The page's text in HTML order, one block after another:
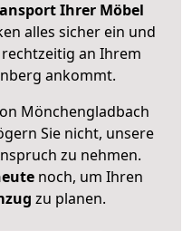
Ihrer Möbel
alles sicher ein und
an Ihrem
ankommt.
Mönchengladbach
Sie nicht, unsere
zu nehmen.
noch, um Ihren
zu planen.